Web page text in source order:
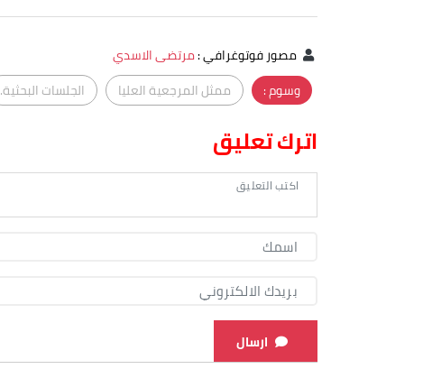
مصور فوتوغرافي:مرتضى الاسدي
وسوم :
ممثل المرجعية العليا الجلسات البحثية.
اترك تعليق
ارسال